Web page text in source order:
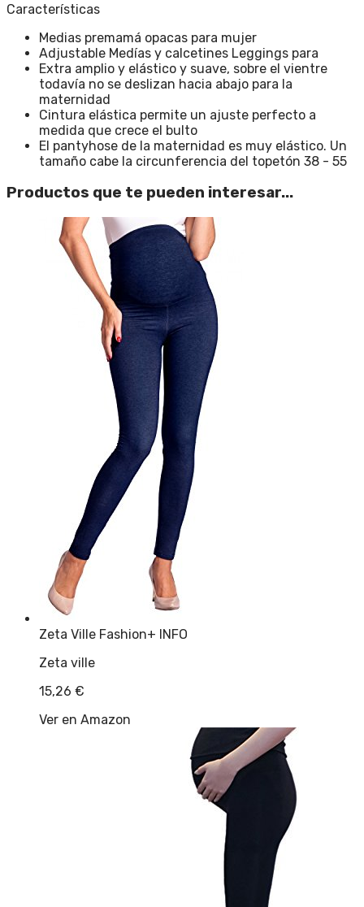
Características
Medias premamá opacas para mujer
Adjustable Medías y calcetines Leggings para
Extra amplio y elástico y suave, sobre el vientre
todavía no se deslizan hacia abajo para la
maternidad
Cintura elástica permite un ajuste perfecto a
medida que crece el bulto
El pantyhose de la maternidad es muy elástico. Un
tamaño cabe la circunferencia del topetón 38 - 55
Productos que te pueden interesar...
Zeta Ville Fashion+ INFO
Zeta ville
15,26 €
Ver en Amazon